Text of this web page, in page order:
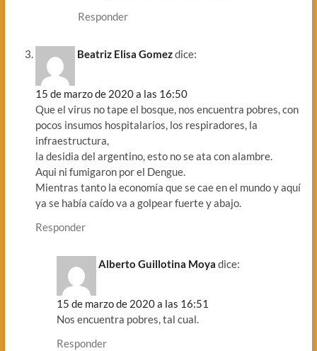
Responder
Beatriz Elisa Gomezdice:
15 de marzo de 2020 a las 16:50
Que el virus no tape el bosque, nos encuentra pobres, con
pocos insumos hospitalarios, los respiradores, la
infraestructura,
la desidia del argentino, esto no se ata con alambre.
Aqui ni fumigaron por el Dengue.
Mientras tanto la economía que se cae en el mundo y aquí
ya se había caído va a golpear fuerte y abajo.
Responder
Alberto Guillotina Moya dice:
15 de marzo de 2020 a las 16:51
Nos encuentra pobres, tal cual.
Responder